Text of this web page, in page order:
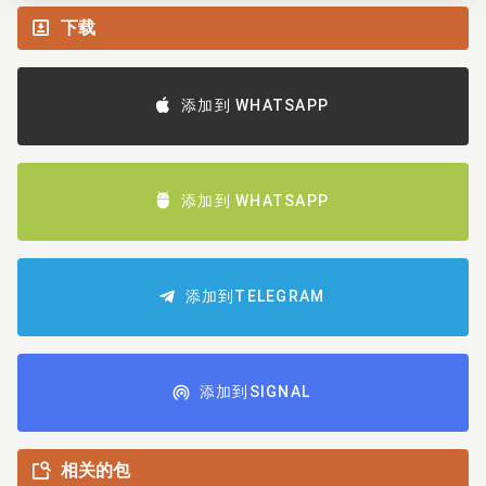
下载
添加到 WHATSAPP
添加到 WHATSAPP
添加到TELEGRAM
添加到SIGNAL
相关的包